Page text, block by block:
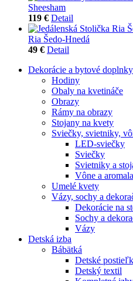
Sheesham
119 € Detail
Ria Šedo-Hnedá
49 € Detail
Dekorácie a bytové doplnky
Hodiny
Obaly na kvetináče
Obrazy
Rámy na obrazy
Stojany na kvety
Sviečky, svietniky,
LED-sviečky
Sviečky
Svietniky a
Vône a
Umelé kvety
Vázy, sochy a
Dekorácie na
Sochy a
Vázy
Detská izba
Bábätká
Detské
Detský textil